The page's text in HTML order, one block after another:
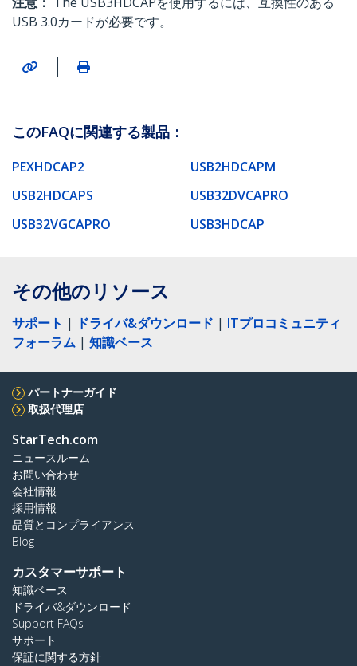
USB 3.0カードが必要です。
|
このFAQに関連する製品：
PEXHDCAP2
USB2HDCAPM
USB2HDCAPS
USB32DVCAPRO
USB32VGCAPRO
USB3HDCAP
その他のリソース
サポート | ドライバ&ダウンロード | ITプロコミュニティ
フォーラム | 知識ベース
パートナーガイド
取扱代理店
StarTech.com
ニュースルーム
お問い合わせ
会社情報
採用情報
品質とコンプライアンス
Blog
カスタマーサポート
知識ベース
ドライバ&ダウンロード
Support FAQs
サポート
保証に関する方針